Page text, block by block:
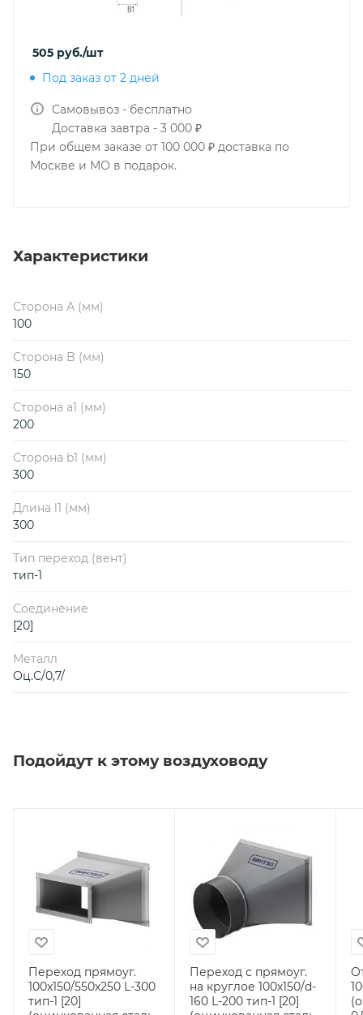
505 руб./шт
Под заказ от 2 дней
Самовывоз - бесплатно
Доставка завтра - 3 000 ₽
При общем заказе от 100 000 ₽ доставка по
Москве и МО в подарок.
Характеристики
Сторона А (мм)
100
Сторона B (мм)
150
Сторона a1 (мм)
200
Сторона b1 (мм)
300
Длина l1 (мм)
300
Тип переход (вент)
тип-1
Соединение
[20]
Металл
Оц.С/0,7/
Подойдут к этому воздуховоду
Переход прямоуг.
100х150/550х250 L-300
тип-1 [20]
Переход с прямоуг.
на круглое 100х150/d-
160 L-200 тип-1 [20]